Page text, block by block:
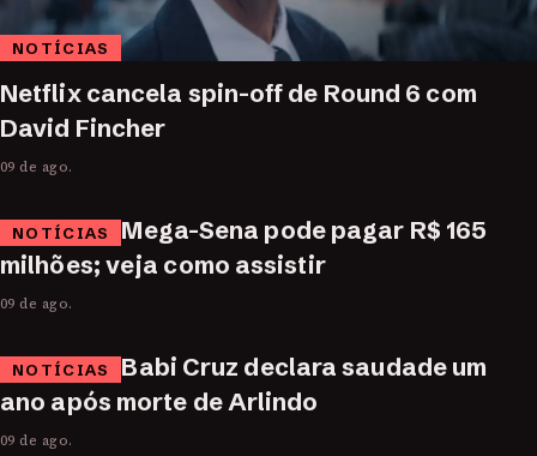
NOTÍCIAS
Netflix cancela spin-off de Round 6 com
David Fincher
09 de ago.
NOTÍCIAS
Mega-Sena pode pagar R$ 165
milhões; veja como assistir
09 de ago.
NOTÍCIAS
Babi Cruz declara saudade um
ano após morte de Arlindo
09 de ago.